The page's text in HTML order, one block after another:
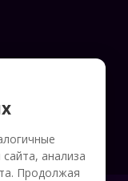
анализа
Продолжая